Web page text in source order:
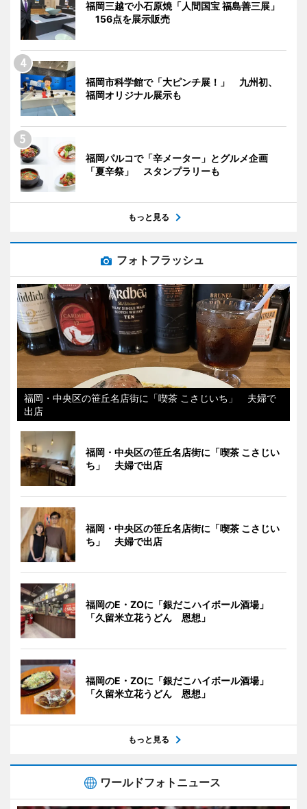
福岡三越で小石原焼「人間国宝 福島善三展」
156点を展示販売
福岡市科学館で「大ピンチ展！」 九州初、
福岡オリジナル展示も
福岡パルコで「辛メーター」とグルメ企画
「夏辛祭」 スタンプラリーも
もっと見る
フォトフラッシュ
福岡・中央区の笹丘名店街に「喫茶 こさじいち」 夫婦で
出店
福岡・中央区の笹丘名店街に「喫茶 こさじい
ち」 夫婦で出店
福岡・中央区の笹丘名店街に「喫茶 こさじい
ち」 夫婦で出店
福岡のE・ZOに「銀だこハイボール酒場」
「久留米立花うどん 恩想」
福岡のE・ZOに「銀だこハイボール酒場」
「久留米立花うどん 恩想」
もっと見る
ワールドフォトニュース